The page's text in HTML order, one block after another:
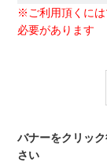
※ご利用頂くには
必要があります
バナーをクリッ
さい